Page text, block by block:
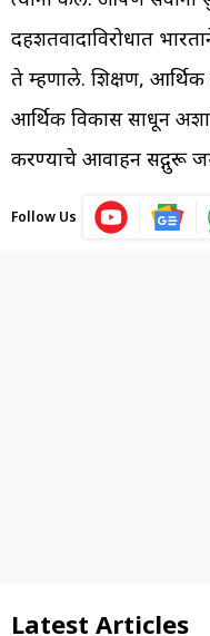
दहशतवादाविरोधात
ते म्हणाले. शिक्षण, आर्थिक
आर्थिक विकास साधून अशा
करण्याचे आवाहन सद्गुरू
Follow Us
Latest Articles